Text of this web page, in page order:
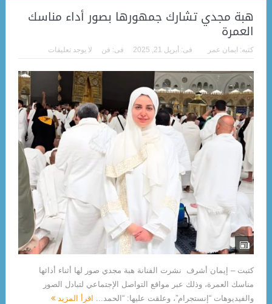
هبة مجدي تشارك جمهورها بصور أداء مناسك
العمرة
كتبه: ايمان عمر فى: أبريل 21, 2025 فى: فن لا يوجد تعليقات
كتبت – إيمان أشرف نشرت الفنانة هبة مجدي صور لها أثناء أدائها
مناسك العمرة، وذلك عبر مواقع التواصل الإجتماعي لتبادل الصور
والفيديوهات “إنستجرام”، وعلقت عليها: “الحمد...
اقرأ المزيد